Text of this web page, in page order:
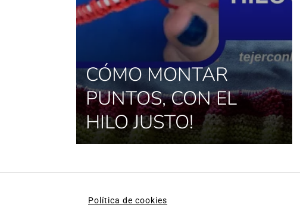
CÓMO MONTAR
PUNTOS, CON EL
HILO JUSTO!
Política de cookies